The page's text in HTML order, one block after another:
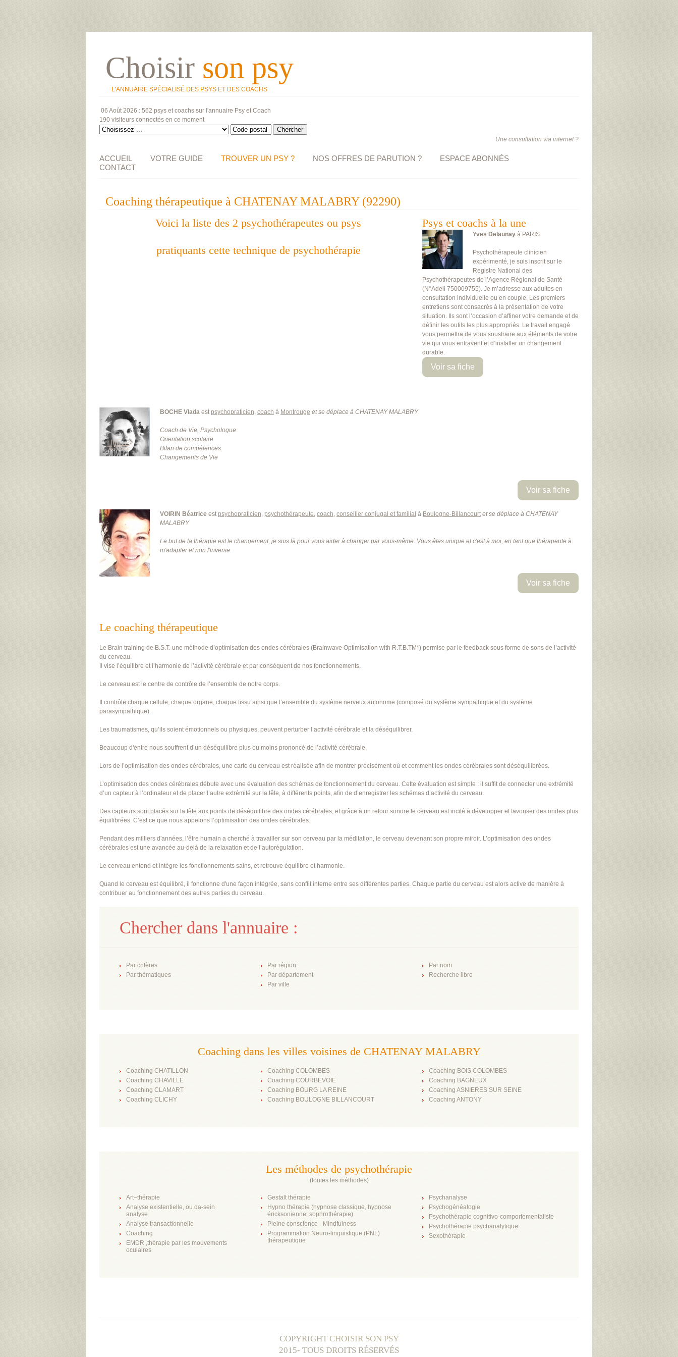
Choisir son psy
L'ANNUAIRE SPÉCIALISÉ DES PSYS ET DES COACHS
06 Août 2026 : 562 psys et coachs sur l'annuaire Psy et Coach
190 visiteurs connectés en ce moment
Une consultation via internet ?
ACCUEIL VOTRE GUIDE TROUVER UN PSY ? NOS OFFRES DE PARUTION ?
ESPACE ABONNÉS
CONTACT
Coaching thérapeutique à CHATENAY MALABRY (92290)
Voici la liste des 2 psychothérapeutes ou psys
pratiquants cette technique de psychothérapie
Psys et coachs à la une
Yves Delaunay à PARIS
Psychothérapeute clinicien
expérimenté, je suis inscrit sur le
Registre National des
Psychothérapeutes de l’Agence Régional de Santé
(N°Adeli 750009755). Je m’adresse aux adultes en
consultation individuelle ou en couple. Les premiers
entretiens sont consacrés à la présentation de votre
situation. Ils sont l’occasion d’affiner votre demande et de
définir les outils les plus appropriés. Le travail engagé
vous permettra de vous soustraire aux éléments de votre
vie qui vous entravent et d’installer un changement
durable.
Voir sa fiche
BOCHE Vlada estpsychopraticien, coach à Montrouge et se déplace à CHATENAY MALABRY
Coach de Vie, Psychologue
Orientation scolaire
Bilan de compétences
Changements de Vie
Voir sa fiche
VOIRIN Béatrice estpsychopraticien, psychothérapeute, coach, conseiller conjugal et familial à Boulogne-Billancourt et se déplace à CHATENAY
MALABRY
Le but de la thérapie est le changement, je suis là pour vous aider à changer par vous-même. Vous êtes unique et c'est à moi, en tant que thérapeute à
m'adapter et non l'inverse.
Voir sa fiche
Le coaching thérapeutique
Le Brain training de B.S.T. une méthode d’optimisation des ondes cérébrales (Brainwave Optimisation with R.T.B.TM*) permise par le feedback sous forme de sons de l’activité
du cerveau.
Il vise l’équilibre et l’harmonie de l’activité cérébrale et par conséquent de nos fonctionnements.
Le cerveau est le centre de contrôle de l’ensemble de notre corps.
Il contrôle chaque cellule, chaque organe, chaque tissu ainsi que l’ensemble du système nerveux autonome (composé du système sympathique et du système
parasympathique).
Les traumatismes, qu’ils soient émotionnels ou physiques, peuvent perturber l’activité cérébrale et la déséquilibrer.
Beaucoup d'entre nous souffrent d’un déséquilibre plus ou moins prononcé de l’activité cérébrale.
Lors de l’optimisation des ondes cérébrales, une carte du cerveau est réalisée afin de montrer précisément où et comment les ondes cérébrales sont déséquilibrées.
L’optimisation des ondes cérébrales débute avec une évaluation des schémas de fonctionnement du cerveau. Cette évaluation est simple : il suffit de connecter une extrémité
d’un capteur à l’ordinateur et de placer l’autre extrémité sur la tête, à différents points, afin de d’enregistrer les schémas d’activité du cerveau.
Des capteurs sont placés sur la tête aux points de déséquilibre des ondes cérébrales, et grâce à un retour sonore le cerveau est incité à développer et favoriser des ondes plus
équilibrées. C’est ce que nous appelons l’optimisation des ondes cérébrales.
Pendant des milliers d'années, l’être humain a cherché à travailler sur son cerveau par la méditation, le cerveau devenant son propre miroir. L’optimisation des ondes
cérébrales est une avancée au-delà de la relaxation et de l’autorégulation.
Le cerveau entend et intègre les fonctionnements sains, et retrouve équilibre et harmonie.
Quand le cerveau est équilibré, il fonctionne d'une façon intégrée, sans conflit interne entre ses différentes parties. Chaque partie du cerveau est alors active de manière à
contribuer au fonctionnement des autres parties du cerveau.
Chercher dans l'annuaire :
Par critères
Par thématiques
Par région
Par département
Par ville
Par nom
Recherche libre
Coaching dans les villes voisines de CHATENAY MALABRY
Coaching CHATILLON
Coaching CHAVILLE
Coaching CLAMART
Coaching CLICHY
Coaching COLOMBES
Coaching COURBEVOIE
Coaching BOURG LA REINE
Coaching BOULOGNE BILLANCOURT
Coaching BOIS COLOMBES
Coaching BAGNEUX
Coaching ASNIERES SUR SEINE
Coaching ANTONY
Les méthodes de psychothérapie
(toutes les méthodes)
Art–thérapie
Analyse existentielle, ou da-sein
analyse
Analyse transactionnelle
Coaching
EMDR ,thérapie par les mouvements
oculaires
Gestalt thérapie
Hypno thérapie (hypnose classique, hypnose
éricksonienne, sophrothérapie)
Pleine conscience - Mindfulness
Programmation Neuro-linguistique (PNL)
thérapeutique
Psychanalyse
Psychogénéalogie
Psychothérapie cognitivo-comportementaliste
Psychothérapie psychanalytique
Sexothérapie
COPYRIGHT CHOISIR SON PSY
2015- TOUS DROITS RÉSERVÉS